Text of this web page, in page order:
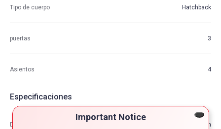
Important Notice
Tipo de cuerpo Hatchback
puertas 3
Asientos 4
Especificaciones
Dimensión 4.13m×1.74m×1.50m